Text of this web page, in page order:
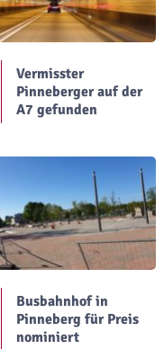
Vermisster
Pinneberger auf der
A7 gefunden
Busbahnhof in
Pinneberg für Preis
nominiert